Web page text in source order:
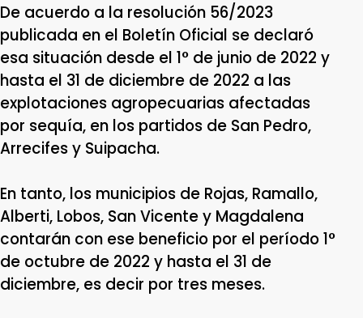
De acuerdo a la resolución 56/2023
publicada en el Boletín Oficial se declaró
esa situación desde el 1° de junio de 2022 y
hasta el 31 de diciembre de 2022 a las
explotaciones agropecuarias afectadas
por sequía, en los partidos de San Pedro,
Arrecifes y Suipacha.
En tanto, los municipios de Rojas, Ramallo,
Alberti, Lobos, San Vicente y Magdalena
contarán con ese beneficio por el período 1°
de octubre de 2022 y hasta el 31 de
diciembre, es decir por tres meses.